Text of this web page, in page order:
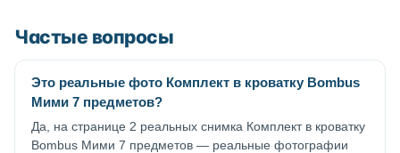
Частые вопросы
Это реальные фото Комплект в кроватку Bombus
Мими 7 предметов?
Да, на странице 2 реальных снимка Комплект в кроватку
Bombus Мими 7 предметов — реальные фотографии